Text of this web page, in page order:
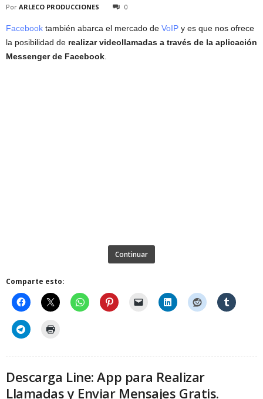
Por ARLECO PRODUCCIONES 0
Facebook también abarca el mercado de VoIP y es que nos ofrece
la posibilidad de realizar videollamadas a través de la aplicación
Messenger de Facebook
Continuar
Comparte esto:
Descarga Line: App para Realizar
Llamadas y Enviar Mensajes Gratis.